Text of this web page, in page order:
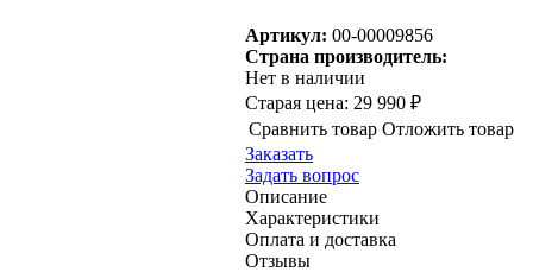
Артикул: 00-00009856
Страна производитель:
Нет в наличии
Старая цена: 29 990 ₽
Сравнить товар Отложить товар
Заказать
Задать вопрос
Описание
Характеристики
Оплата и доставка
Отзывы